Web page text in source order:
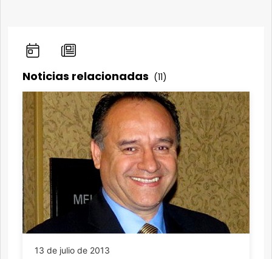
Noticias relacionadas (11)
13 de julio de 2013